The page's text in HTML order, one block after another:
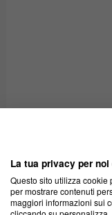
Autorizzo
informazioni, news ed
La tua privacy per
Questo sito utilizza
per mostrare contenuti
maggiori informazioni sui